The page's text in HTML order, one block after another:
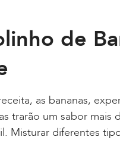
de
as bananas,
trarão um sabor mais
Misturar diferentes